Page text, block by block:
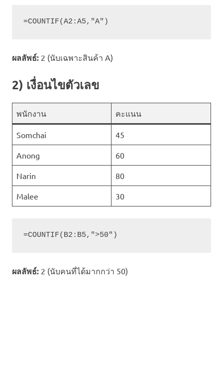
=COUNTIF(A2:A5,"A")
ผลลัพธ์: 2 (นับเฉพาะสินค้า A)
2) เงื่อนไขตัวเลข
พนักงาน คะแนน
Somchai 45
Anong 60
Narin 80
Malee 30
=COUNTIF(B2:B5,">50")
ผลลัพธ์: 2 (นับคนที่ได้มากกว่า 50)